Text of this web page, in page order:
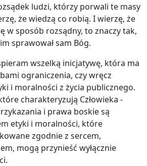
ludzi, którzy porwali te masy
że wiedzą co robią. I wierzę, że
w sposób rozsądny, to znaczy tak,
sprawował sam Bóg.
wszelką inicjatywę, która ma
ograniczenia, czy wręcz
i moralności z życia publicznego.
charakteryzują Człowieka -
i prawa boskie są
etyki i moralności, które
zgodnie z sercem,
mogą przynieść wyłącznie